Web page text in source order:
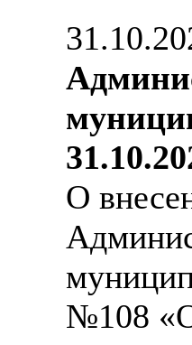
О
№108